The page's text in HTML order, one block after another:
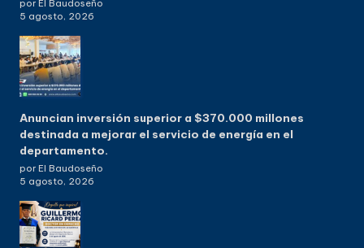
por El Baudoseño
5 agosto, 2026
Anuncian inversión superior a $370.000 millones
destinada a mejorar el servicio de energía en el
departamento.
por El Baudoseño
5 agosto, 2026